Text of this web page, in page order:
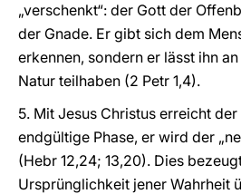
„verschenkt“: der Gott der
der Gnade. Er gibt sich dem
erkennen, sondern er lässt ihn
Natur teilhaben (2 Petr 1,4).
5. Mit Jesus Christus erreicht der
endgültige Phase, er wird der
(Hebr 12,24; 13,20). Dies
Ursprünglichkeit jener Wahrheit